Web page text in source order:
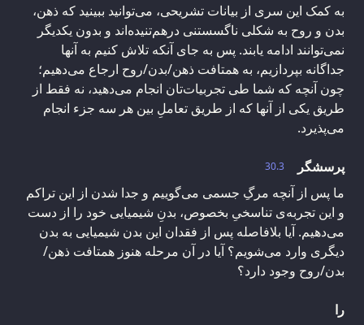
به کمک این سری از بیانات تشریحی، می‌توانید ببینید که ذهن،
بدن و روح به شکلی ناگسستنی درهم‌تنیده‌اند و بدون یکدیگر
نمی‌توانند ادامه یابند. پس به جای آنکه تلاش کنیم به آنها
جداگانه بپردازیم، به همتافت ذهن/بدن/روح ارجاع می‌دهیم؛
چون آنچه که شما طی تجربیات‌تان انجام می‌دهید، نه فقط از
طریق یکی‌ از آنها که از طریق تعاملِ بین هر سه جزء انجام
می‌پذیرد.
30.3
پرسشگر
ما پس از آنچه مرگِ جسمی می‌گوییم‌ و جدا شدن از این تراکم
و این تجربه‌ی تناسخیِ بخصوص، بدنِ شیمیایی خود را از دست
می‌دهیم. آیا بلافاصله پس از فقدان این بدن شیمیایی به بدن
دیگری وارد می‌شویم؟ آیا در آن مرحله هنوز همتافت ذهن/
بدن/روح وجود دارد؟
را